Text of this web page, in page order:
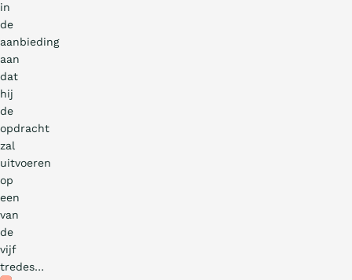
in
de
aanbieding
aan
dat
hij
de
opdracht
zal
uitvoeren
op
een
van
de
vijf
tredes…
Nieuws